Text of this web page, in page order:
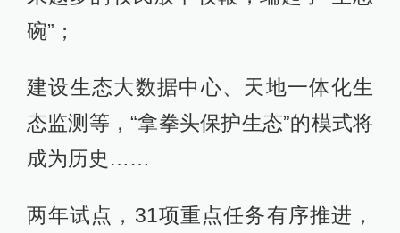
碗”；
建设生态大数据中心、天地一体化生
态监测等，“拿拳头保护生态”的模式将
成为历史……
两年试点，31项重点任务有序推进，